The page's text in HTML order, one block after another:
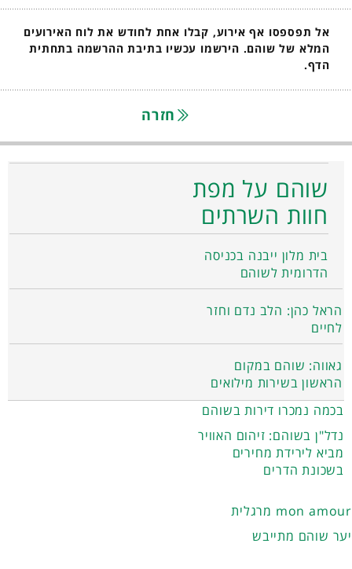
אל תפספסו אף אירוע, קבלו אחת לחודש את לוח האירועים
המלא של שוהם. הירשמו עכשיו בתיבת ההרשמה בתחתית
הדף.
חזרה
שוהם על מפת
חוות השרתים
בית מלון ייבנה בכניסה
הדרומית לשוהם
הראל כהן: הלב נדם וחזר
לחיים
גאווה: שוהם במקום
הראשון בשירות מילואים
בכמה נמכרו דירות בשוהם
נדל"ן בשוהם: זיהום האוויר
מביא לירידת מחירים
בשכונת הדרים
מרגלית mon amour
יער שוהם מתייבש